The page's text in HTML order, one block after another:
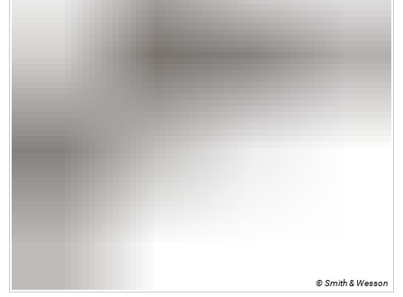
© Smith & Wesson